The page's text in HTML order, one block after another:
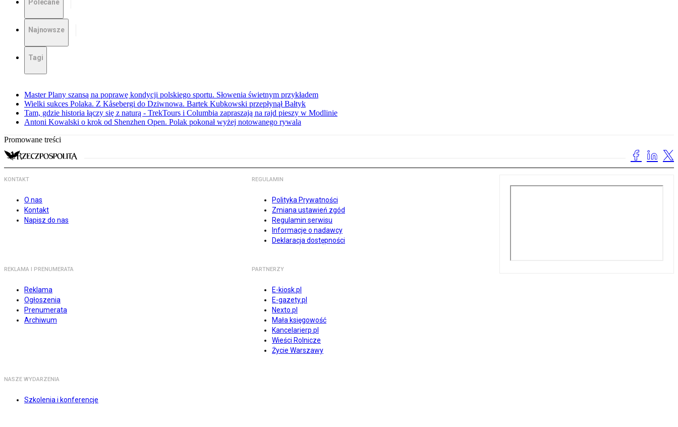
Polecane
Najnowsze
Tagi
Master Plany szansą na poprawę kondycji polskiego sportu. Słowenia świetnym przykładem
Wielki sukces Polaka. Z Kåsebergi do Dziwnowa. Bartek Kubkowski przepłynął Bałtyk
Tam, gdzie historia łączy się z naturą - TrekTours i Columbia zapraszają na rajd pieszy w Modlinie
Antoni Kowalski o krok od Shenzhen Open. Polak pokonał wyżej notowanego rywala
Promowane treści
KONTAKT
O nas
Kontakt
Napisz do nas
REGULAMIN
Polityka Prywatności
Zmiana ustawień zgód
Regulamin serwisu
Informacje o nadawcy
Deklaracja dostępności
REKLAMA I PRENUMERATA
Reklama
Ogłoszenia
Prenumerata
Archiwum
PARTNERZY
E-kiosk.pl
E-gazety.pl
Nexto.pl
Mała księgowość
Kancelarierp.pl
Wieści Rolnicze
Życie Warszawy
NASZE WYDARZENIA
Szkolenia i konferencje